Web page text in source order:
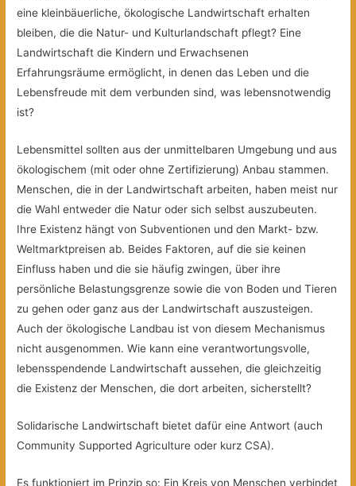
eine kleinbäuerliche, ökologische Landwirtschaft erhalten
bleiben, die die Natur- und Kulturlandschaft pflegt? Eine
Landwirtschaft die Kindern und Erwachsenen
Erfahrungsräume ermöglicht, in denen das Leben und die
Lebensfreude mit dem verbunden sind, was lebensnotwendig
ist?
Lebensmittel sollten aus der unmittelbaren Umgebung und aus
ökologischem (mit oder ohne Zertifizierung) Anbau stammen.
Menschen, die in der Landwirtschaft arbeiten, haben meist nur
die Wahl entweder die Natur oder sich selbst auszubeuten.
Ihre Existenz hängt von Subventionen und den Markt- bzw.
Weltmarktpreisen ab. Beides Faktoren, auf die sie keinen
Einfluss haben und die sie häufig zwingen, über ihre
persönliche Belastungsgrenze sowie die von Boden und Tieren
zu gehen oder ganz aus der Landwirtschaft auszusteigen.
Auch der ökologische Landbau ist von diesem Mechanismus
nicht ausgenommen. Wie kann eine verantwortungsvolle,
lebensspendende Landwirtschaft aussehen, die gleichzeitig
die Existenz der Menschen, die dort arbeiten, sicherstellt?
Solidarische Landwirtschaft bietet dafür eine Antwort (auch
Community Supported Agriculture oder kurz CSA).
Es funktioniert im Prinzip so: Ein Kreis von Menschen verbindet